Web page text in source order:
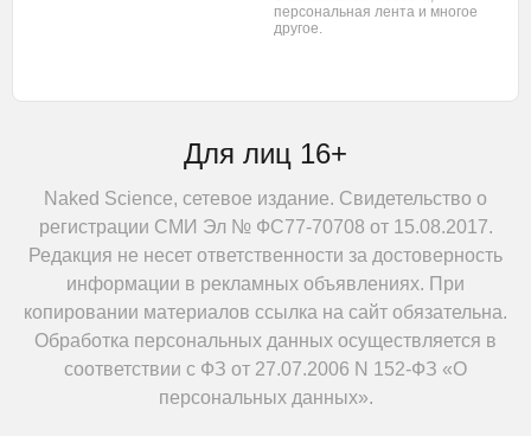
Для лиц 16+
Naked Science, сетевое издание. Свидетельство о
регистрации СМИ Эл № ФС77-70708 от 15.08.2017.
Редакция не несет ответственности за достоверность
информации в рекламных объявлениях. При
копировании материалов ссылка на сайт обязательна.
Обработка персональных данных осуществляется в
соответствии с ФЗ от 27.07.2006 N 152-ФЗ «О
персональных данных».
персональная лента и многое
другое.